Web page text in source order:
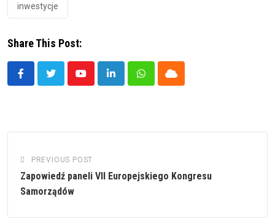
inwestycje
Share This Post:
YoutubeLinkedInWhatsappCloud
PREVIOUS POST
Zapowiedź paneli VII Europejskiego Kongresu
Samorządów